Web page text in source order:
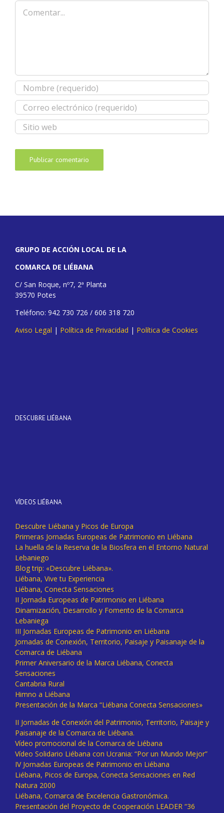
Comentar
GRUPO DE ACCIÓN LOCAL DE LA
COMARCA DE LIÉBANA
C/ San Roque, nº7, 2ª Planta
39570 Potes
Teléfono: 942 730 726 / 606 318 720
Aviso Legal | Política de Privacidad | Política de Cookies
DESCUBRE LIÉBANA
VÍDEOS LIÉBANA
Descubre Liébana y Picos de Europa
Primeras Jornadas Europeas de Patrimonio en Liébana
La huella de la Reserva de la Biosfera en el Entorno Natural
Lebaniego
Blog trip: «Descubre Liébana».
Liébana, Vive tu Experiencia
Liébana, Conecta Sensaciones
II Jornada Europeas de Patrimonio en Liébana
Dinamización, Desarrollo y Fomento de la Comarca
Lebaniega
III Jornadas Europeas de Patrimonio en Liébana
Jornadas de Conexión, Territorio, Paisaje y Paisanaje de la
Comarca de Liébana
Primer Aniversario de la Marca Liébana, Conecta
Sensaciones
Cantabria Rural
Himno a Liébana
Presentación de la Marca “Liébana Conecta Sensaciones»
II Jornadas de Conexión del Patrimonio, Territorio, Paisaje y
Paisanaje de la Comarca de Liébana.
Vídeo promocional de la Comarca de Liébana
Vídeo Solidario Liébana con Ucrania: “Por un Mundo Mejor”
IV Jornadas Europeas de Patrimonio en Liébana
Liébana, Picos de Europa, Conecta Sensaciones en Red
Natura 2000
Liébana, Comarca de Excelencia Gastronómica.
Presentación del Proyecto de Cooperación LEADER “36